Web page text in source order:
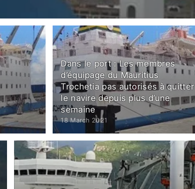
Dans le port : Les membres
d’équipage du Mauritius
Trochetia pas autorisés à quitter
le navire depuis plus d’une
semaine
18 March 2021